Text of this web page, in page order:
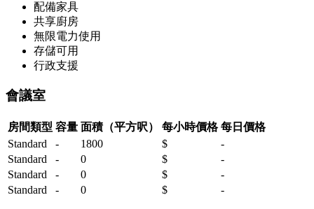
配備家具
共享廚房
無限電力使用
存儲可用
行政支援
會議室
房間類型 容量 面積（平方呎） 每小時價格 每日價格
Standard
- 1800 $
-
Standard
- 0 $
-
Standard
- 0 $
-
Standard
- 0 $ -